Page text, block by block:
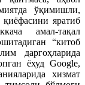
ўқимишли,
яратиб
амал-тақал
“китоб
даргоҳларида
ёхуд Google,
хизмат